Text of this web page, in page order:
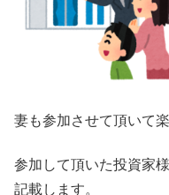
妻も参加させて頂いて
参加して頂いた投資家
記載します。